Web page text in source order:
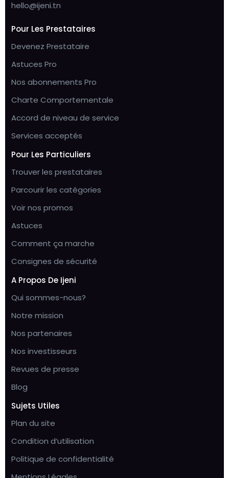
hello@ijeni.tn
Pour Les Prestataires
Devenez Prestataire
Astuces Pro
Nos abonnements Pro
Charte Comportementale
Accord de niveau de service
Services acceptés
Pour Les Particuliers
Trouver les prestataires
Parcourir les catégories
Voir nos promos
Astuces
Comment ça marche
Consignes de sécurité
A Propos De Ijeni
Qui sommes-nous?
Notre mission
Nos partenaires
Nos investisseurs
Revues de presse
Blog
Sujets Utiles
Plan du site
Condition d’utilisation
Politique de confidentialité